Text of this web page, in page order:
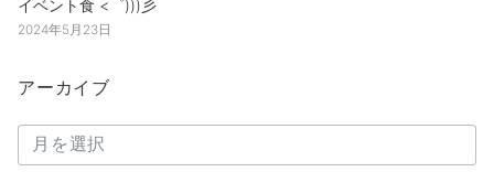
イベント食 <゜)))彡
2024年5月23日
アーカイブ